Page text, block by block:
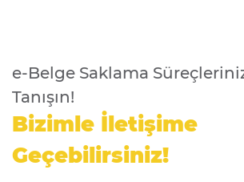
e-Belge Saklama
Tanışın!
Bizimle İletişime
Geçebilirsiniz!